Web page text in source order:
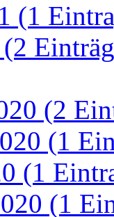
(1
(2
(1
(1
(1